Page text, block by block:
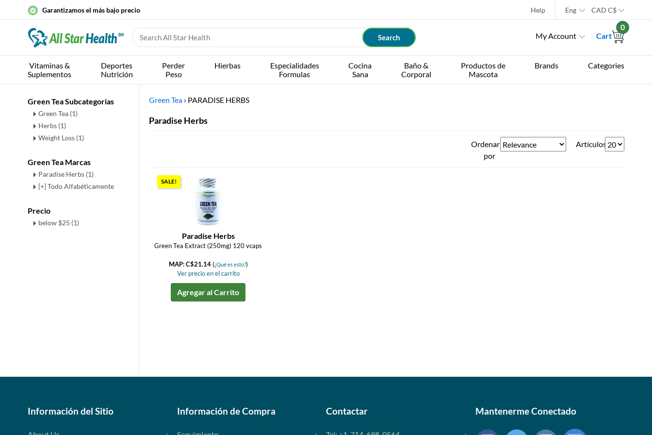
Garantizamos el más bajo precio Help Eng CAD C$
My Account Cart
0
Vitaminas &
Suplementos
Deportes
Nutrición
Perder
Peso
Hierbas
Especialidades
Formulas
Cocina
Sana
Baño &
Corporal
Productos de
Mascota
Brands Categories
Green Tea Subcategorias
Green Tea (1)
Herbs (1)
Weight Loss (1)
Green Tea Marcas
Paradise Herbs (1)
[+] Todo Alfabéticamente
Precio
below $25 (1)
Green Tea › PARADISE HERBS
Paradise Herbs
Ordenar
por
Artículos
SALE!
Paradise Herbs
Green Tea Extract (250mg) 120 vcaps
MAP: C$21.14(¿Qué es esto?)
Ver precio en el carrito
Agregar al Carrito
Información del Sitio Información de Compra Contactar Mantenerme Conectado